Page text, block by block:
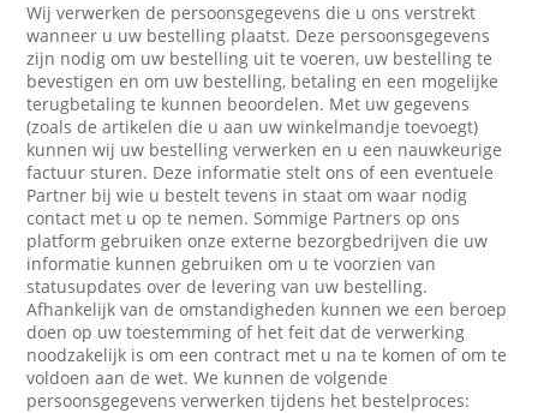
Wij verwerken de persoonsgegevens die u ons verstrekt
wanneer u uw bestelling plaatst. Deze persoonsgegevens
zijn nodig om uw bestelling uit te voeren, uw bestelling te
bevestigen en om uw bestelling, betaling en een mogelijke
terugbetaling te kunnen beoordelen. Met uw gegevens
(zoals de artikelen die u aan uw winkelmandje toevoegt)
kunnen wij uw bestelling verwerken en u een nauwkeurige
factuur sturen. Deze informatie stelt ons of een eventuele
Partner bij wie u bestelt tevens in staat om waar nodig
contact met u op te nemen. Sommige Partners op ons
platform gebruiken onze externe bezorgbedrijven die uw
informatie kunnen gebruiken om u te voorzien van
statusupdates over de levering van uw bestelling.
Afhankelijk van de omstandigheden kunnen we een beroep
doen op uw toestemming of het feit dat de verwerking
noodzakelijk is om een contract met u na te komen of om te
voldoen aan de wet. We kunnen de volgende
persoonsgegevens verwerken tijdens het bestelproces: